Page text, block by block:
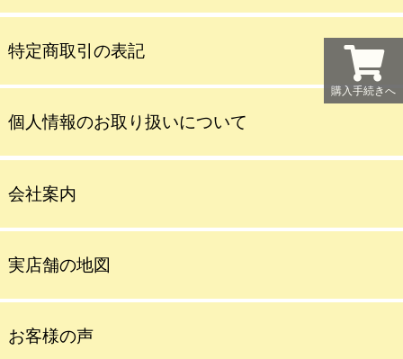
特定商取引の表記
個人情報のお取り扱いについて
会社案内
実店舗の地図
お客様の声
購入手続きへ